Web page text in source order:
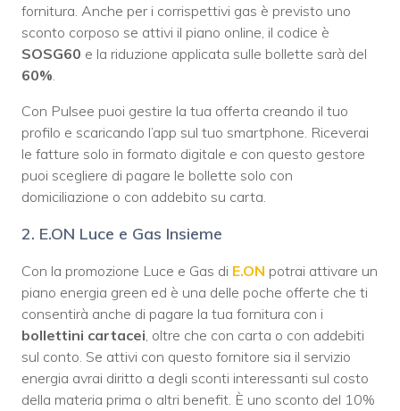
fornitura. Anche per i corrispettivi gas è previsto uno
sconto corposo se attivi il piano online, il codice è
SOSG60 e la riduzione applicata sulle bollette sarà del
60%.
Con Pulsee puoi gestire la tua offerta creando il tuo
profilo e scaricando l’app sul tuo smartphone. Riceverai
le fatture solo in formato digitale e con questo gestore
puoi scegliere di pagare le bollette solo con
domiciliazione o con addebito su carta.
2. E.ON Luce e Gas Insieme
Con la promozione Luce e Gas di E.ON potrai attivare un
piano energia green ed è una delle poche offerte che ti
consentirà anche di pagare la tua fornitura con i
bollettini cartacei, oltre che con carta o con addebiti
sul conto. Se attivi con questo fornitore sia il servizio
energia avrai diritto a degli sconti interessanti sul costo
della materia prima o altri benefit. È uno sconto del 10%